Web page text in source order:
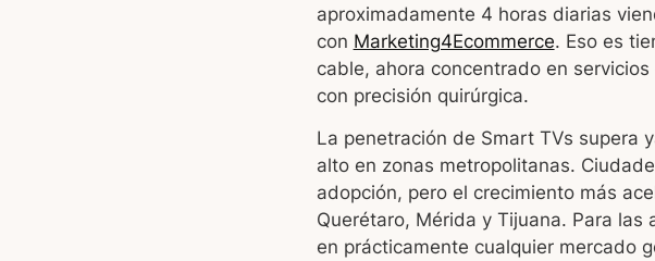
aproximadamente 4 horas diarias
con Marketing4Ecommerce. Eso es
cable, ahora concentrado en
con precisión quirúrgica.
La penetración de Smart TVs supera
alto en zonas metropolitanas.
adopción, pero el crecimiento más
Querétaro, Mérida y Tijuana. Para
en prácticamente cualquier mercado